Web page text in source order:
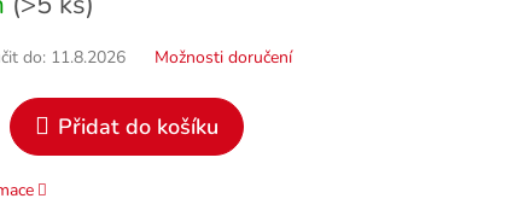
do: 11.8.2026 Možnosti doručení
Přidat do košíku